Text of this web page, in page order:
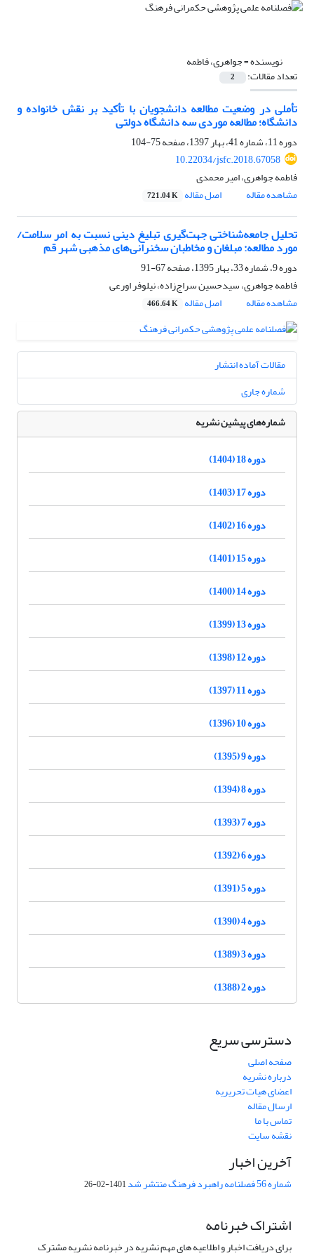
نویسنده =جواهری، فاطمه
تعداد مقالات: 2
تأملی در وضعیت مطالعه دانشجویان با تأکید بر نقش خانواده و
دانشگاه؛ مطالعه موردی سه دانشگاه‌ دولتی
دوره 11، شماره 41، بهار 1397، صفحه
75-104
10.22034/jsfc.2018.67058
فاطمه جواهری، امیر محمدی
مشاهده مقاله
اصل مقاله 721.04 K
تحلیل جامعه‌شناختی جهت‌گیری تبلیغ دینی نسبت به امر سلامت/
مورد مطالعه: مبلغان و مخاطبان سخنرانی‌های مذهبی شهر قم
دوره 9، شماره 33، بهار 1395، صفحه
67-91
فاطمه جواهری، سیدحسین سراج‌زاده، نیلوفر اورعی
مشاهده مقاله
اصل مقاله 466.64 K
مقالات آماده انتشار
شماره جاری
شماره‌های پیشین نشریه
دوره 18 (1404)
دوره 17 (1403)
دوره 16 (1402)
دوره 15 (1401)
دوره 14 (1400)
دوره 13 (1399)
دوره 12 (1398)
دوره 11 (1397)
دوره 10 (1396)
دوره 9 (1395)
دوره 8 (1394)
دوره 7 (1393)
دوره 6 (1392)
دوره 5 (1391)
دوره 4 (1390)
دوره 3 (1389)
دوره 2 (1388)
دسترسی سریع
صفحه اصلی
درباره نشریه
اعضای هیات تحریریه
ارسال مقاله
تماس با ما
نقشه سایت
آخرین اخبار
شماره 56 فصلنامه راهبرد فرهنگ منتشر شد 1401-02-26
اشتراک خبرنامه
برای دریافت اخبار و اطلاعیه های مهم نشریه در خبرنامه نشریه مشترک